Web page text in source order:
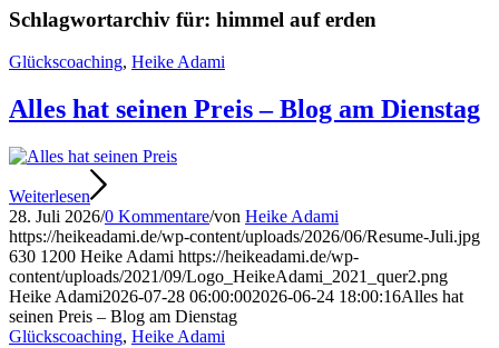
Schlagwortarchiv für: himmel auf erden
Glückscoaching, Heike Adami
Alles hat seinen Preis – Blog am Dienstag
Weiterlesen
28. Juli 2026/0 Kommentare/von Heike Adami
https://heikeadami.de/wp-content/uploads/2026/06/Resume-Juli.jpg
630 1200 Heike Adami https://heikeadami.de/wp-
content/uploads/2021/09/Logo_HeikeAdami_2021_quer2.png
Heike Adami2026-07-28 06:00:002026-06-24 18:00:16Alles hat
seinen Preis – Blog am Dienstag
Glückscoaching, Heike Adami